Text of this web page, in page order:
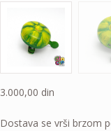
3.000,00 din
Dostava se vrši brzom